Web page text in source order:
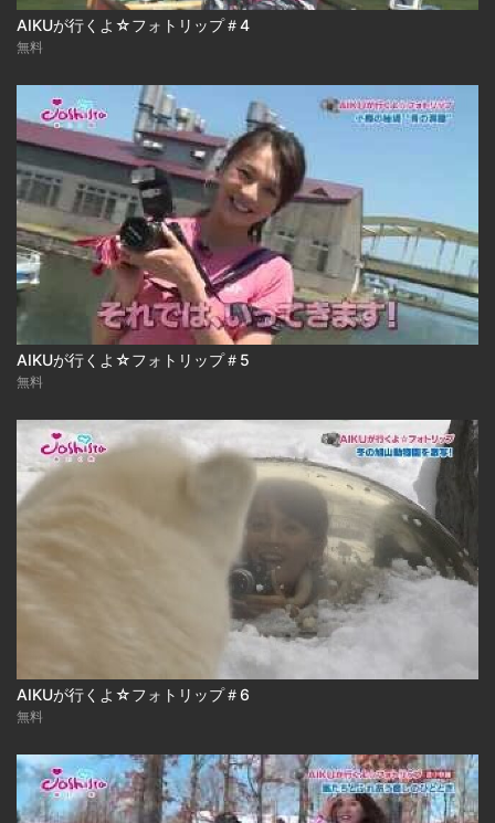
AIKUが行くよ☆フォトリップ＃4
無料
AIKUが行くよ☆フォトリップ＃5
無料
AIKUが行くよ☆フォトリップ＃6
無料